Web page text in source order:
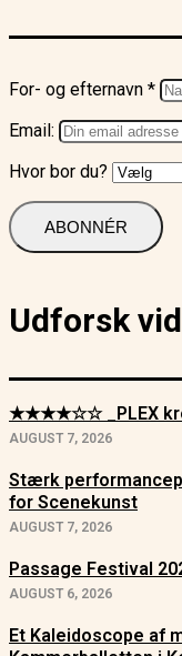
For- og efternavn *
Email:
Hvor bor du?
Udforsk
★★★★☆☆ _PLEX
AUGUST 7, 2026
Stærk
for Scenekunst
AUGUST 7, 2026
Passage Festival
AUGUST 6, 2026
Et Kaleidoscope af